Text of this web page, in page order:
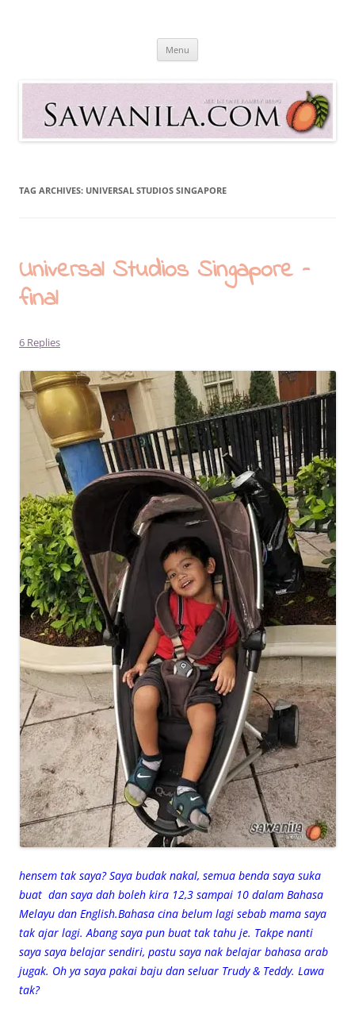
Sawanila.com
All In One Family Blog
Menu
TAG ARCHIVES: UNIVERSAL STUDIOS SINGAPORE
Universal Studios Singapore –
final
6 Replies
hensem tak saya? Saya budak nakal, semua benda saya suka
buat dan saya dah boleh kira 12,3 sampai 10 dalam Bahasa
Melayu dan English.Bahasa cina belum lagi sebab mama saya
tak ajar lagi. Abang saya pun buat tak tahu je. Takpe nanti
saya saya belajar sendiri, pastu saya nak belajar bahasa arab
jugak. Oh ya saya pakai baju dan seluar Trudy & Teddy. Lawa
tak?